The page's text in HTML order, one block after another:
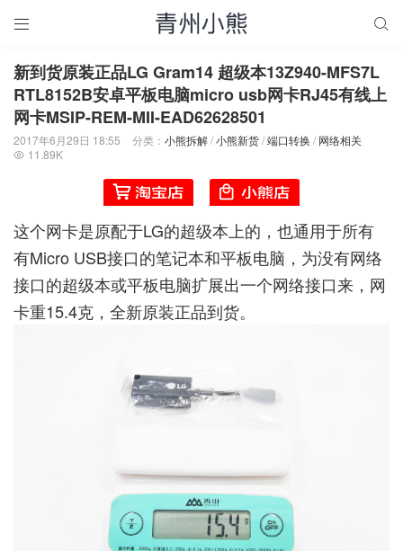
 
新到货原装正品LG Gram14 超级本13Z940-MFS7L
RTL8152B安卓平板电脑micro usb网卡RJ45有线上
网卡MSIP-REM-MII-EAD62628501
2017年6月29日 18:55 分类： 小熊拆解/小熊新货/端口转换 / 网络相关
 11.89K
这个网卡是原配于LG的超级本上的，也通用于所有
有Micro USB接口的笔记本和平板电脑，为没有网络
接口的超级本或平板电脑扩展出一个网络接口来，网
卡重15.4克，全新原装正品到货。